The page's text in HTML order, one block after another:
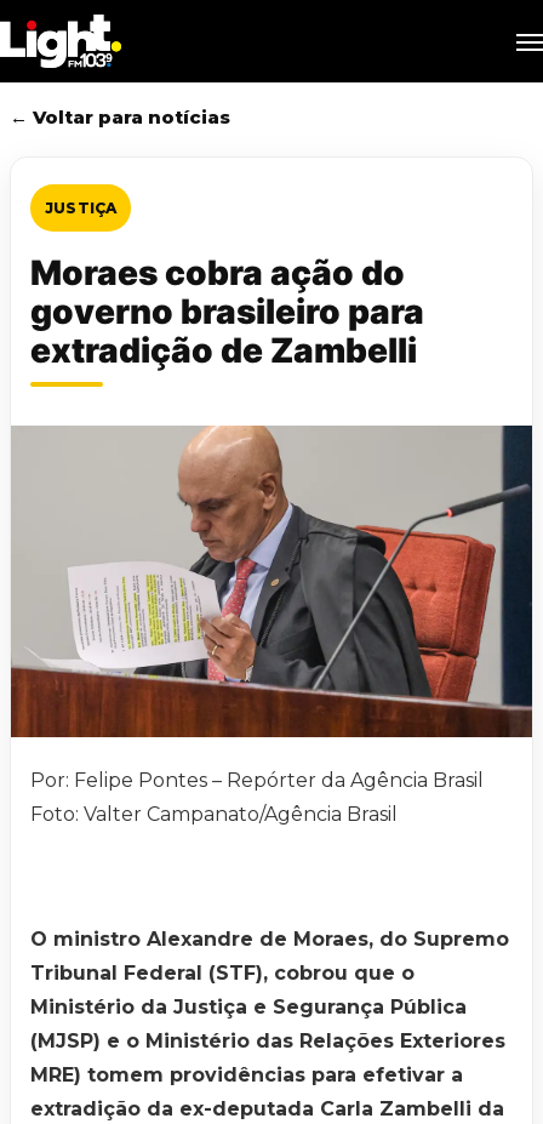
to
main
content
← Voltar para notícias
JUSTIÇA
Moraes cobra ação do
governo brasileiro para
extradição de Zambelli
Por: Felipe Pontes – Repórter da Agência Brasil
Foto: Valter Campanato/Agência Brasil
O ministro Alexandre de Moraes, do Supremo
Tribunal Federal (STF), cobrou que o
Ministério da Justiça e Segurança Pública
(MJSP) e o Ministério das Relações Exteriores
MRE) tomem providências para efetivar a
extradição da ex-deputada Carla Zambelli da